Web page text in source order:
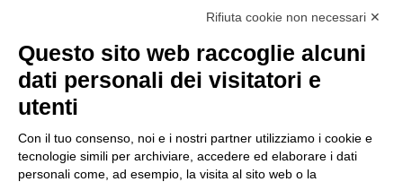
oro iridato è azzurro
2 giorni fa
fino al 25 settembre
2 giorni fa
Rifiuta cookie non necessari ✕
Questo sito web raccoglie alcuni
dati personali dei visitatori e
utenti
Con il tuo consenso, noi e i nostri partner utilizziamo i cookie e
tecnologie simili per archiviare, accedere ed elaborare i dati
personali come, ad esempio, la visita al sito web o la